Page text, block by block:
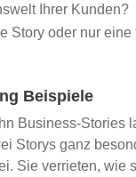
Ihrer Kunden?
Story oder nur
Beispiele
Business-Stories
Storys ganz
Sie verrieten, wie